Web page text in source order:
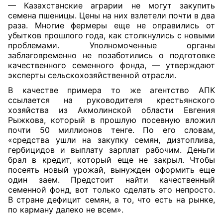
— Казахстанские аграрии не могут закупить
семена пшеницы. Цены на них взлетели почти в два
раза. Многие фермеры еще не оправились от
убытков прошлого года, как столкнулись с новыми
проблемами. Уполномоченные органы
заблаговременно не позаботились о подготовке
качественного семенного фонда, — утверждают
эксперты сельскохозяйственной отрасли.
В качестве примера то же агентство АПК
ссылается на руководителя крестьянского
хозяйства из Акмолинской области Евгения
Рыжкова, который в прошлую посевную вложил
почти 50 миллионов тенге. По его словам,
«средства ушли на закупку семян, дизтоплива,
гербицидов и выплату зарплат рабочим. Деньги
брал в кредит, который еще не закрыл. Чтобы
посеять новый урожай, вынужден оформить еще
один заем. Предстоит найти качественный
семенной фонд, вот только сделать это непросто.
В стране дефицит семян, а то, что есть на рынке,
по карману далеко не всем».